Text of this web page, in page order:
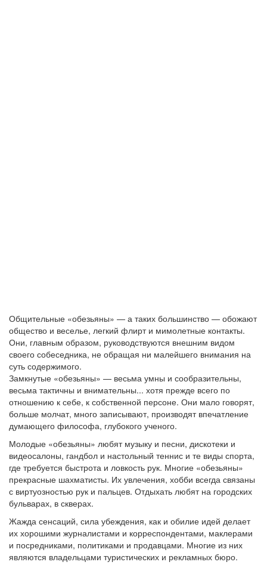
Общительные «обезьяны» — а таких большинство — обожают
общество и веселье, легкий флирт и мимолетные контакты.
Они, главным образом, руководствуются внешним видом
своего собеседника, не обращая ни малейшего внимания на
суть содержимого.
Замкнутые «обезьяны» — весьма умны и сообразительны,
весьма тактичны и внимательны... хотя прежде всего по
отношению к себе, к собственной персоне. Они мало говорят,
больше молчат, много записывают, производят впечатление
думающего философа, глубокого ученого.
Молодые «обезьяны» любят музыку и песни, дискотеки и
видеосалоны, гандбол и настольный теннис и те виды спорта,
где требуется быстрота и ловкость рук. Многие «обезьяны»
прекрасные шахматисты. Их увлечения, хобби всегда связаны
с виртуозностью рук и пальцев. Отдыхать любят на городских
бульварах, в скверах.
Жажда сенсаций, сила убеждения, как и обилие идей делает
их хорошими журналистами и корреспондентами, маклерами
и посредниками, политиками и продавцами. Многие из них
являются владельцами туристических и рекламных бюро.